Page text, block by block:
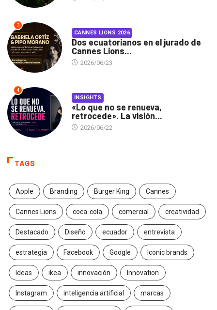
3
CANNES LIONS 2026
Dos ecuatorianos en el jurado de
Cannes Lions...
2026/06/23
4
INSIGHTS
«Lo que no se renueva,
retrocede». La visión...
2026/06/22
TAGS
Apple Branding Burger King Cannes
Cannes Lions coca-cola comercial creatividad
Destacado Diseño ecuador entrevista
estrategia Facebook Google Iconic brands
Ideas ikea innovación Innovation
Instagram inteligencia artificial marcas